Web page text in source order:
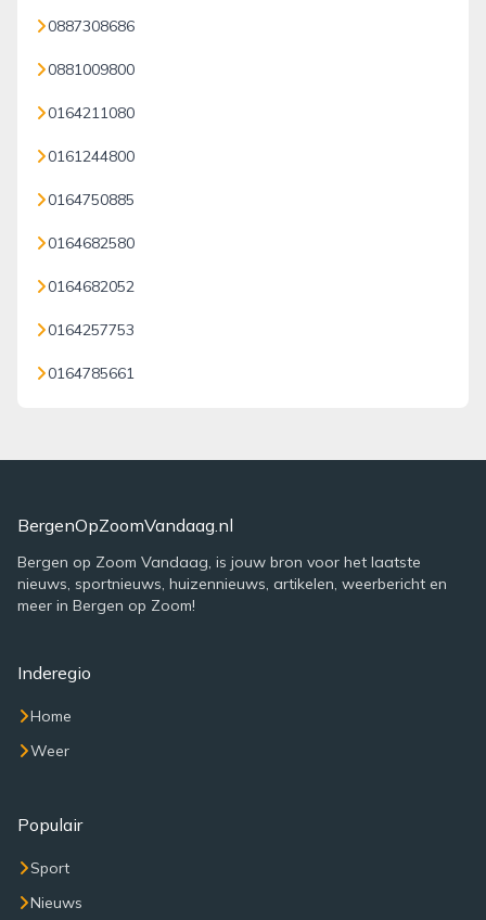
0887308686
0881009800
0164211080
0161244800
0164750885
0164682580
0164682052
0164257753
0164785661
BergenOpZoomVandaag.nl
Bergen op Zoom Vandaag, is jouw bron voor het laatste
nieuws, sportnieuws, huizennieuws, artikelen, weerbericht en
meer in Bergen op Zoom!
Inderegio
Home
Weer
Populair
Sport
Nieuws